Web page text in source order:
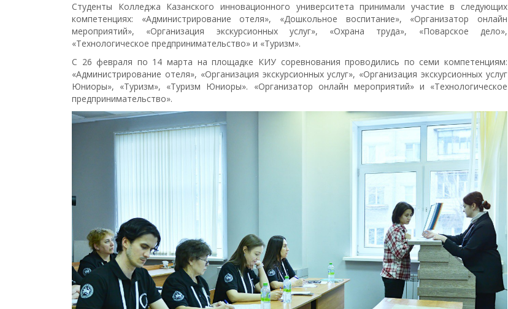
Студенты Колледжа Казанского инновационного университета принимали участие в следующих
компетенциях: «Администрирование отеля», «Дошкольное воспитание», «Организатор онлайн
мероприятий», «Организация экскурсионных услуг», «Охрана труда», «Поварское дело»,
«Технологическое предпринимательство» и «Туризм».
С 26 февраля по 14 марта на площадке КИУ соревнования проводились по семи компетенциям:
«Администрирование отеля», «Организация экскурсионных услуг», «Организация экскурсионных услуг
Юниоры», «Туризм», «Туризм Юниоры». «Организатор онлайн мероприятий» и «Технологическое
предпринимательство».